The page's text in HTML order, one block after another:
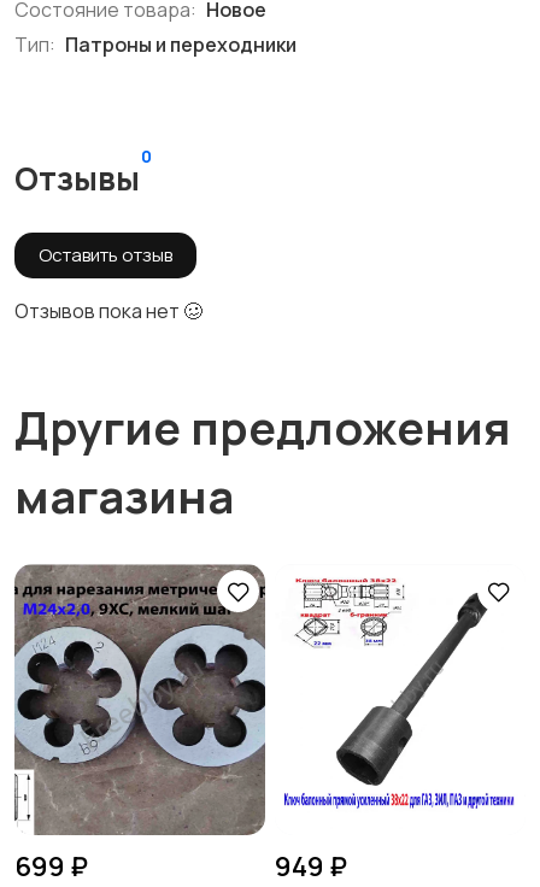
Состояние товара: Новое
Тип: Патроны и переходники
Отзывы
0
Оставить отзыв
Отзывов пока нет 🥴
Другие предложения
магазина
699 ₽ 949 ₽